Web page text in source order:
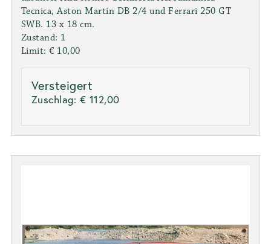
Tecnica, Aston Martin DB 2/4 und Ferrari 250 GT
SWB. 13 x 18 cm.
Zustand: 1
Limit: € 10,00
Versteigert
Zuschlag: € 112,00